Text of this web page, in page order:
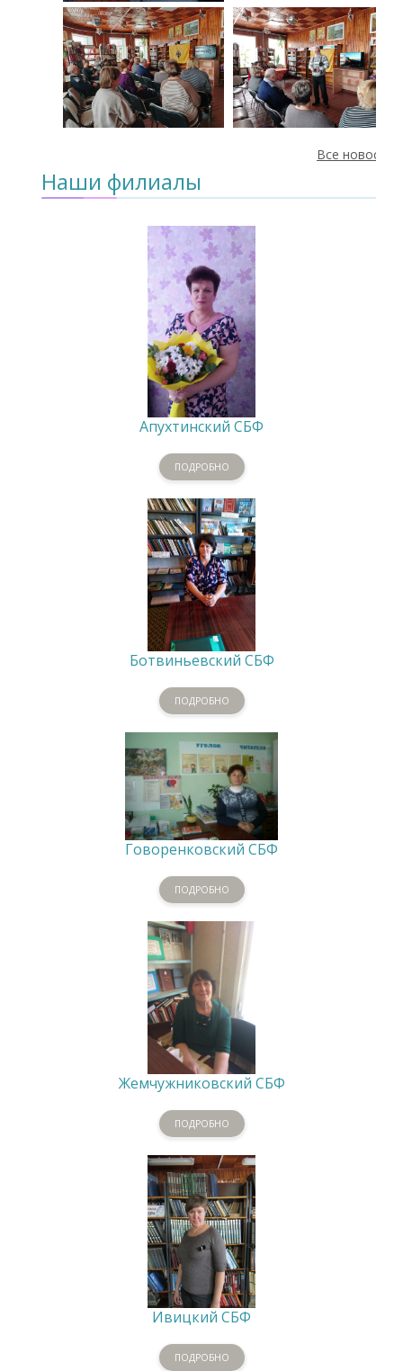
Все новости
Наши филиалы
Апухтинский СБФ
ПОДРОБНО
Ботвиньевский СБФ
ПОДРОБНО
Говоренковский СБФ
ПОДРОБНО
Жемчужниковский СБФ
ПОДРОБНО
Ивицкий СБФ
ПОДРОБНО